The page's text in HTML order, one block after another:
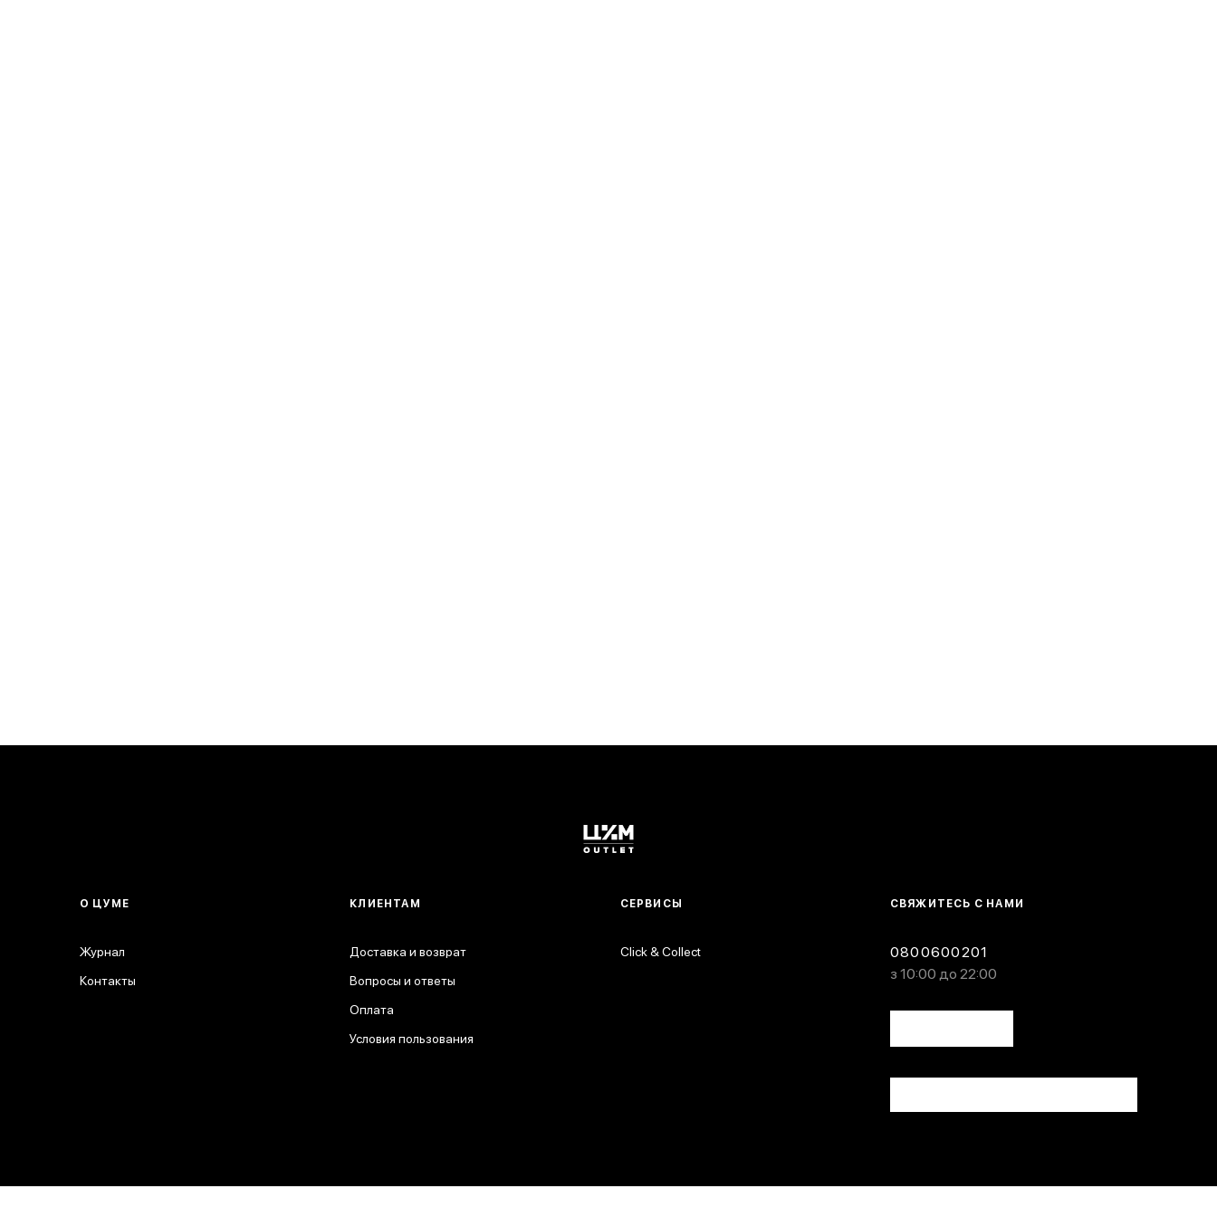
СВЯЖИТЕСЬ С НАМИ
0800600201
з 10:00 до 22:00
О ЦУМЕ
Журнал
Контакты
КЛИЕНТАМ
Доставка и возврат
Вопросы и ответы
Оплата
Условия пользования
СЕРВИСЫ
Click & Collect